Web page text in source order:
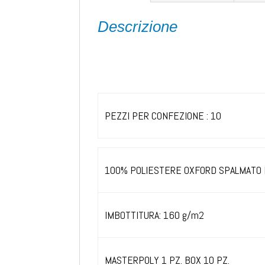
Descrizione
PEZZI PER CONFEZIONE : 10
100% POLIESTERE OXFORD SPALMATO
IMBOTTITURA: 160 g/m2
MASTERPOLY 1 PZ. BOX 10 PZ.